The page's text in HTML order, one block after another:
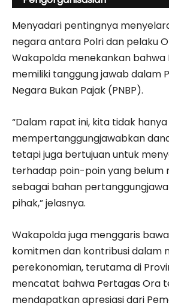
Menyadari pentingnya
negara antara Polri dan pelaku
Wakapolda menekankan bahwa
memiliki tanggung jawab dalam
Negara Bukan Pajak (PNBP).
“Dalam rapat ini, kita tidak hanya
mempertanggungjawabkan
tetapi juga bertujuan untuk
terhadap poin-poin yang belum
sebagai bahan
pihak,” jelasnya.
Wakapolda juga menggaris
komitmen dan kontribusi dalam
perekonomian, terutama di
mencatat bahwa Pertagas Ora
mendapatkan apresiasi dari